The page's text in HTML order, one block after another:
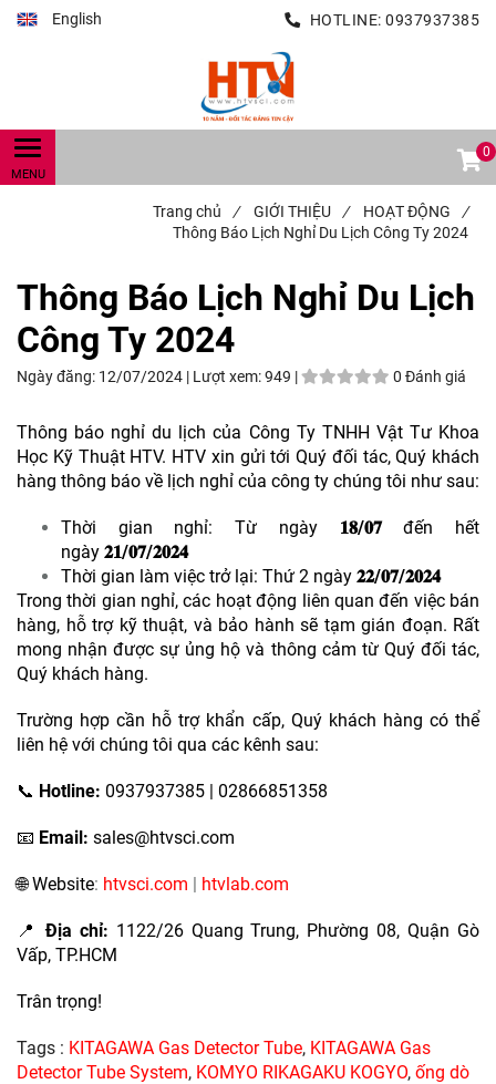
English HOTLINE: 0937937385
0
Trang chủ / GIỚI THIỆU / HOẠT ĐỘNG
/
Thông Báo Lịch Nghỉ Du Lịch Công Ty 2024
Thông Báo Lịch Nghỉ Du Lịch
Công Ty 2024
Ngày đăng: 12/07/2024 | Lượt xem:949 | 0 Đánh giá
Thông báo nghỉ du lịch của Công Ty TNHH Vật Tư Khoa
Học Kỹ Thuật HTV. HTV xin gửi tới Quý đối tác, Quý khách
hàng thông báo về lịch nghỉ của công ty chúng tôi như sau:
Thời gian nghỉ: Từ ngày 𝟏𝟖/𝟎𝟕đến hết
ngày 𝟐𝟏/𝟎𝟕/𝟐𝟎𝟐𝟒
Thời gian làm việc trở lại: Thứ 2 ngày 𝟐𝟐/𝟎𝟕/𝟐𝟎𝟐𝟒
Trong thời gian nghỉ, các hoạt động liên quan đến việc bán
hàng, hỗ trợ kỹ thuật, và bảo hành sẽ tạm gián đoạn. Rất
mong nhận được sự ủng hộ và thông cảm từ Quý đối tác,
Quý khách hàng.
Trường hợp cần hỗ trợ khẩn cấp, Quý khách hàng có thể
liên hệ với chúng tôi qua các kênh sau:
📞 Hotline: 0937937385 | 02866851358
📧 Email: sales@htvsci.com
🌐 Website: htvsci.com | htvlab.com
📍Địa chỉ: 1122/26 Quang Trung, Phường 08, Quận Gò
Vấp, TP.HCM
Trân trọng!
Tags : KITAGAWA Gas Detector Tube, KITAGAWA Gas
Detector Tube System, KOMYO RIKAGAKU KOGYO, ống dò